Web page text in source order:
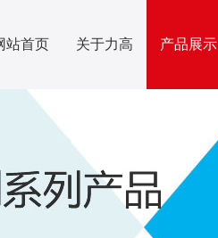
站首页 关于力高 产品展示